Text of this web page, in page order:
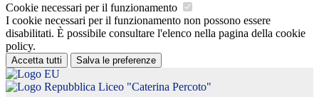
Cookie necessari per il funzionamento
I cookie necessari per il funzionamento non possono essere
disabilitati. È possibile consultare l'elenco nella pagina della cookie
policy.
Accetta tutti Salva le preferenze
Liceo "Caterina Percoto"